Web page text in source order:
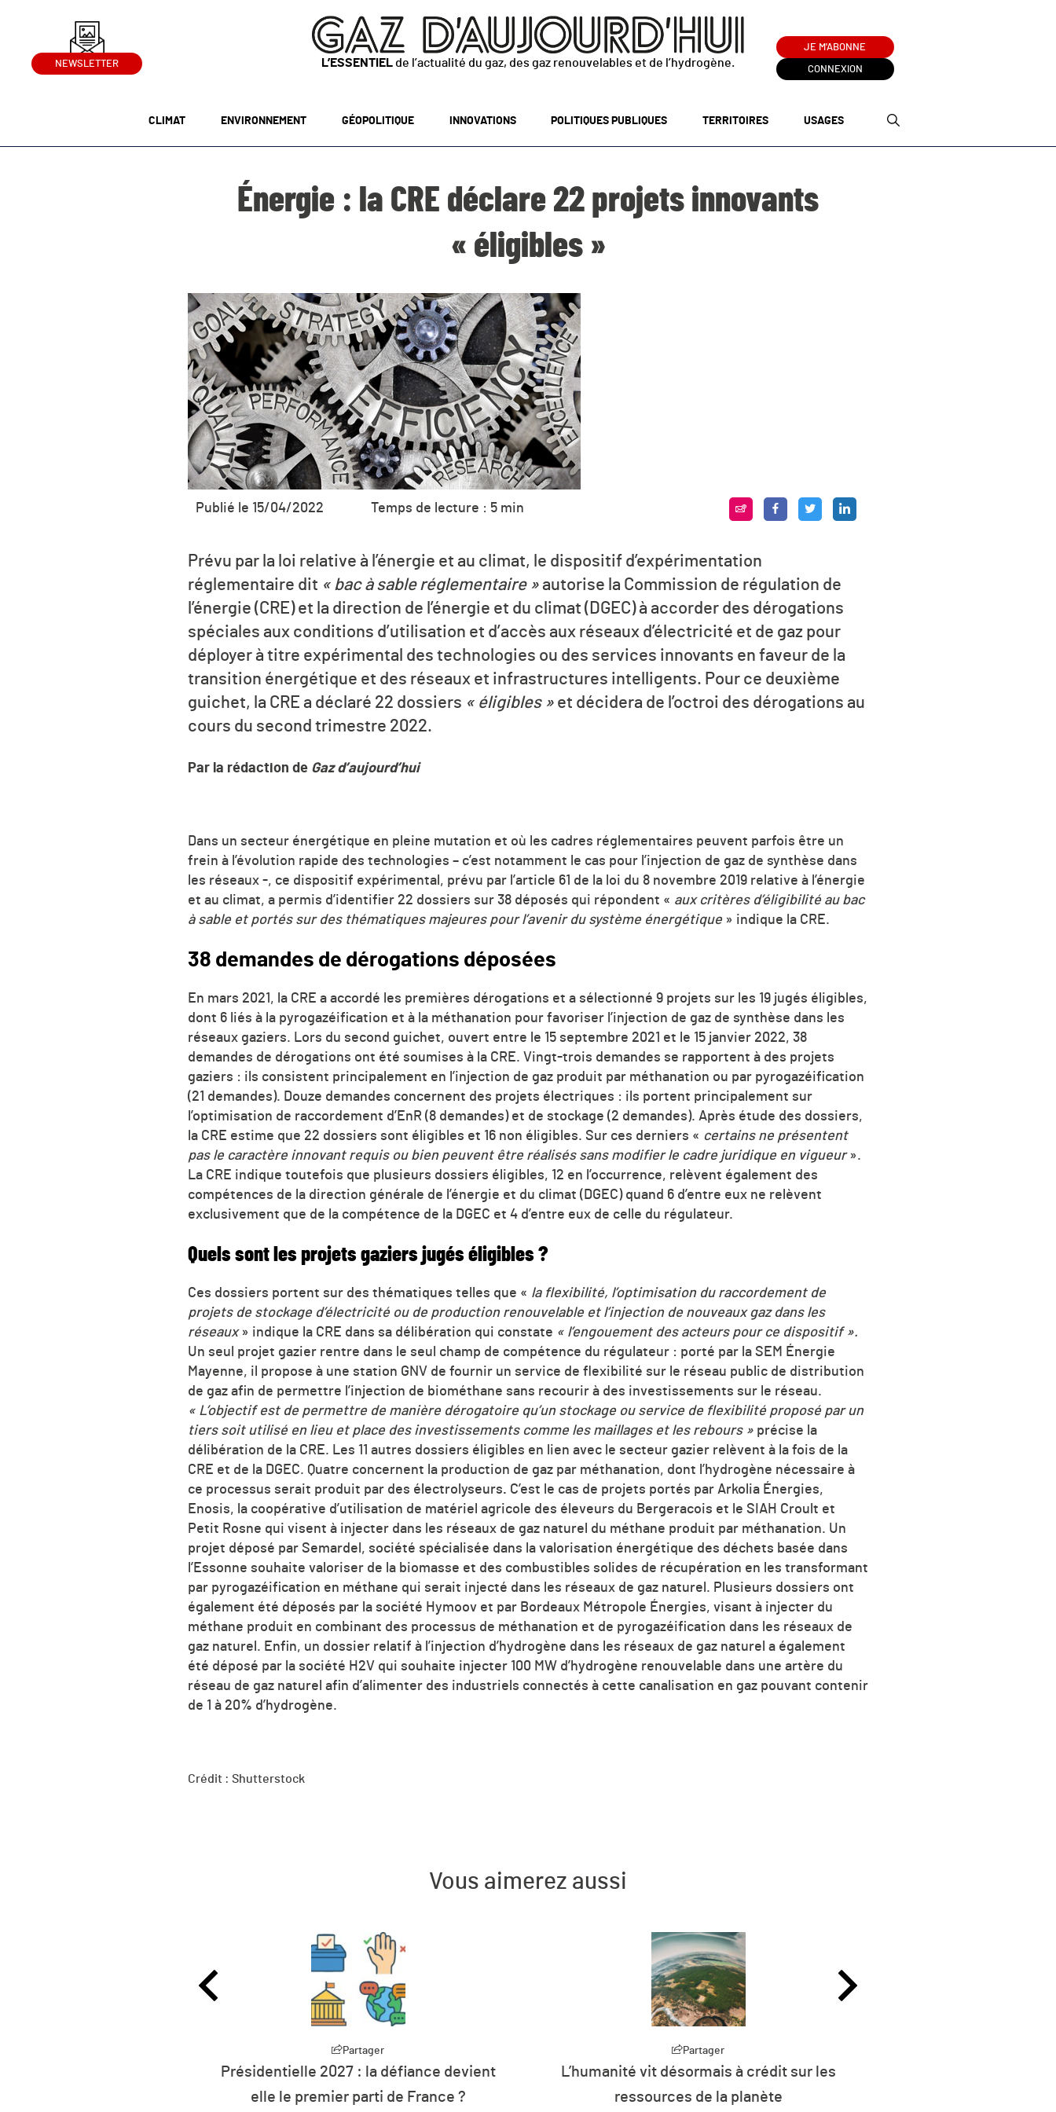
NEWSLETTER L’ESSENTIEL de l’actualité du gaz, des gaz renouvelables et de l’hydrogène.
JE M'ABONNE
CONNEXION
CLIMAT ENVIRONNEMENT GÉOPOLITIQUE INNOVATIONS POLITIQUES PUBLIQUES TERRITOIRES USAGES
Énergie : la CRE déclare 22 projets innovants
« éligibles »
Publié le 15/04/2022 Temps de lecture : 5 min
Prévu par la loi relative à l’énergie et au climat, le dispositif d’expérimentation
réglementaire dit « bac à sable réglementaire »autorise la Commission de régulation de
l’énergie (CRE) et la direction de l’énergie et du climat (DGEC) à accorder des dérogations
spéciales aux conditions d’utilisation et d’accès aux réseaux d’électricité et de gaz pour
déployer à titre expérimental des technologies ou des services innovants en faveur de la
transition énergétique et des réseaux et infrastructures intelligents. Pour ce deuxième
guichet, la CRE a déclaré 22 dossiers « éligibles » et décidera de l’octroi des dérogations au
cours du second trimestre 2022.
Par la rédaction de Gaz d’aujourd’hui
Dans un secteur énergétique en pleine mutation et où les cadres réglementaires peuvent parfois être un
frein à l’évolution rapide des technologies – c’est notamment le cas pour l’injection de gaz de synthèse dans
les réseaux -, ce dispositif expérimental, prévu par l’article 61 de la loi du 8 novembre 2019 relative à l’énergie
et au climat, a permis d’identifier 22 dossiers sur 38 déposés qui répondent « aux critères d’éligibilité au bac
à sable et portés sur des thématiques majeures pour l’avenir du système énergétique » indique la CRE.
38 demandes de dérogations déposées
En mars 2021, la CRE a accordé les premières dérogations et a sélectionné 9 projets sur les 19 jugés éligibles,
dont 6 liés à la pyrogazéification et à la méthanation pour favoriser l’injection de gaz de synthèse dans les
réseaux gaziers. Lors du second guichet, ouvert entre le 15 septembre 2021 et le 15 janvier 2022, 38
demandes de dérogations ont été soumises à la CRE. Vingt-trois demandes se rapportent à des projets
gaziers : ils consistent principalement en l’injection de gaz produit par méthanation ou par pyrogazéification
(21 demandes). Douze demandes concernent des projets électriques : ils portent principalement sur
l’optimisation de raccordement d’EnR (8 demandes) et de stockage (2 demandes). Après étude des dossiers,
la CRE estime que 22 dossiers sont éligibles et 16 non éligibles. Sur ces derniers « certains ne présentent
pas le caractère innovant requis ou bien peuvent être réalisés sans modifier le cadre juridique en vigueur».
La CRE indique toutefois que plusieurs dossiers éligibles, 12 en l’occurrence, relèvent également des
compétences de la direction générale de l’énergie et du climat (DGEC) quand 6 d’entre eux ne relèvent
exclusivement que de la compétence de la DGEC et 4 d’entre eux de celle du régulateur.
Quels sont les projets gaziers jugés éligibles ?
Ces dossiers portent sur des thématiques telles que « la flexibilité, l’optimisation du raccordement de
projets de stockage d’électricité ou de production renouvelable et l’injection de nouveaux gaz dans les
réseaux» indique la CRE dans sa délibération qui constate « l’engouement des acteurs pour ce dispositif ».
Un seul projet gazier rentre dans le seul champ de compétence du régulateur : porté par la SEM Énergie
Mayenne, il propose à une station GNV de fournir un service de flexibilité sur le réseau public de distribution
de gaz afin de permettre l’injection de biométhane sans recourir à des investissements sur le réseau.
« L’objectif est de permettre de manière dérogatoire qu’un stockage ou service de flexibilité proposé par un
tiers soit utilisé en lieu et place des investissements comme les maillages et les rebours » précise la
délibération de la CRE. Les 11 autres dossiers éligibles en lien avec le secteur gazier relèvent à la fois de la
CRE et de la DGEC. Quatre concernent la production de gaz par méthanation, dont l’hydrogène nécessaire à
ce processus serait produit par des électrolyseurs. C’est le cas de projets portés par Arkolia Énergies,
Enosis, la coopérative d’utilisation de matériel agricole des éleveurs du Bergeracois et le SIAH Croult et
Petit Rosne qui visent à injecter dans les réseaux de gaz naturel du méthane produit par méthanation. Un
projet déposé par Semardel, société spécialisée dans la valorisation énergétique des déchets basée dans
l’Essonne souhaite valoriser de la biomasse et des combustibles solides de récupération en les transformant
par pyrogazéification en méthane qui serait injecté dans les réseaux de gaz naturel. Plusieurs dossiers ont
également été déposés par la société Hymoov et par Bordeaux Métropole Énergies, visant à injecter du
méthane produit en combinant des processus de méthanation et de pyrogazéification dans les réseaux de
gaz naturel. Enfin, un dossier relatif à l’injection d’hydrogène dans les réseaux de gaz naturel a également
été déposé par la société H2V qui souhaite injecter 100 MW d’hydrogène renouvelable dans une artère du
réseau de gaz naturel afin d’alimenter des industriels connectés à cette canalisation en gaz pouvant contenir
de 1 à 20% d’hydrogène.
Crédit : Shutterstock
Vous aimerez aussi
Partager
Présidentielle 2027 : la défiance devient
elle le premier parti de France ?
Partager
L’humanité vit désormais à crédit sur les
ressources de la planète